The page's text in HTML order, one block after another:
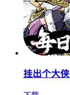
挂出个大侠